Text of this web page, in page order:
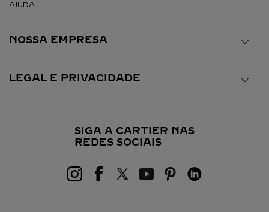
AJUDA
NOSSA EMPRESA
LEGAL E PRIVACIDADE
SIGA A CARTIER NAS
REDES SOCIAIS